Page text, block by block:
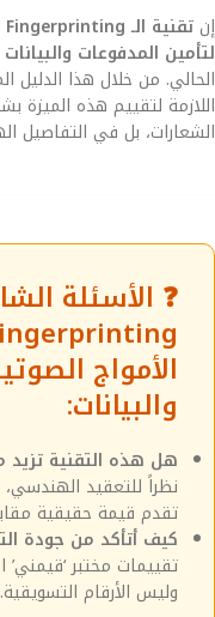
إن
لتأمين المدفوعات والبيانات
الحالي. من خلال هذا الدليل
اللازمة لتقييم هذه
الشعارات، بل في التفاصيل
❓ الأسئلة
الأمواج
والبيانات:
هل هذه التقنية
نظراً للتعقيد
تقدم قيمة حقيقية
كيف أتأكد من جودة
تقييمات مختبر ‘قيمني’
وليس الأرقام التسويقية.